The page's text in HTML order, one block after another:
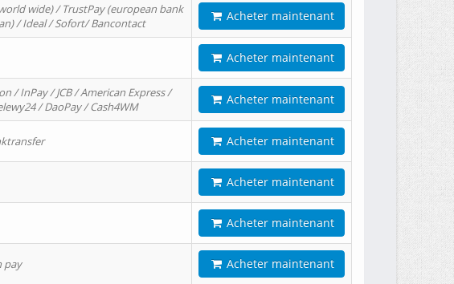
wide) / TrustPay (european bank
/ Ideal / Sofort/ Bancontact
Acheter maintenant
Acheter maintenant
/ InPay / JCB / American Express /
/ DaoPay / Cash4WM
Acheter maintenant
Acheter maintenant
Acheter maintenant
Acheter maintenant
pay Acheter maintenant